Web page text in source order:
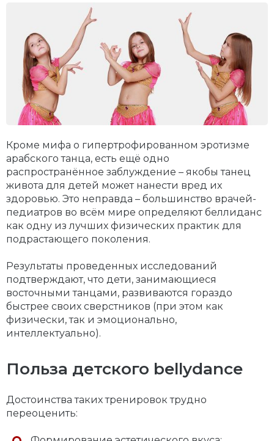
Кроме мифа о гипертрофированном эротизме
арабского танца, есть ещё одно
распространённое заблуждение – якобы танец
живота для детей может нанести вред их
здоровью. Это неправда – большинство врачей-
педиатров во всём мире определяют беллиданс
как одну из лучших физических практик для
подрастающего поколения.
Результаты проведенных исследований
подтверждают, что дети, занимающиеся
восточными танцами, развиваются гораздо
быстрее своих сверстников (при этом как
физически, так и эмоционально,
интеллектуально).
Польза детского bellydance
Достоинства таких тренировок трудно
переоценить: